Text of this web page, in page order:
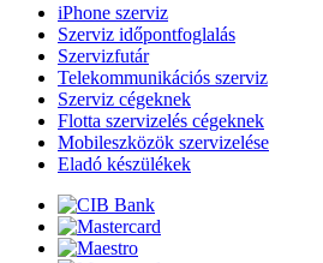
iPhone szerviz
Szerviz időpontfoglalás
Szervizfutár
Telekommunikációs szerviz
Szerviz cégeknek
Flotta szervizelés cégeknek
Mobileszközök szervizelése
Eladó készülékek